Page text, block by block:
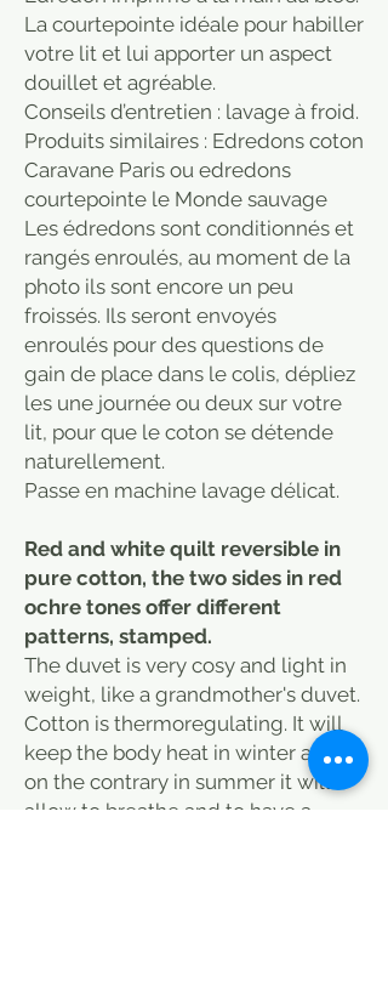
La courtepointe idéale pour habiller
votre lit et lui apporter un aspect
douillet et agréable.
Conseils d’entretien : lavage à froid.
Produits similaires : Edredons coton
Caravane Paris ou edredons
courtepointe le Monde sauvage
Les édredons sont conditionnés et
rangés enroulés, au moment de la
photo ils sont encore un peu
froissés. Ils seront envoyés
enroulés pour des questions de
gain de place dans le colis, dépliez
les une journée ou deux sur votre
lit, pour que le coton se détende
naturellement.
Passe en machine lavage délicat.
Red and white quilt reversible in
pure cotton, the two sides in red
ochre tones offer different
patterns, stamped.
The duvet is very cosy and light in
weight, like a grandmother's duvet.
Cotton is thermoregulating. It will
keep the body heat in winter and
on the contrary in summer it will
allow to breathe and to have a